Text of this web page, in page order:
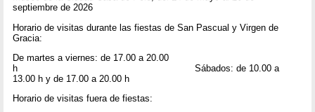
septiembre de 2026
Horario de visitas durante las fiestas de San Pascual y Virgen de
Gracia:
De martes a viernes: de 17.00 a 20.00
h Sábados: de 10.00 a
13.00 h y de 17.00 a 20.00 h
Horario de visitas fuera de fiestas: